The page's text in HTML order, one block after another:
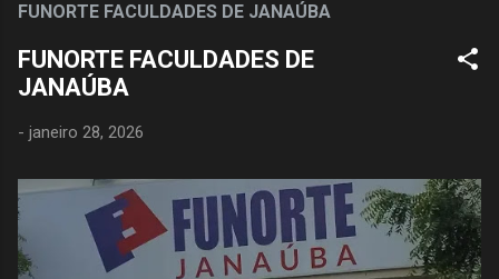
FUNORTE FACULDADES DE JANAÚBA
FUNORTE FACULDADES DE
JANAÚBA
- janeiro 28, 2026